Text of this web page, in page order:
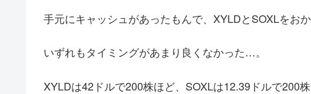
手元にキャッシュがあったもんで、XYLDとSOXLをお
いずれもタイミングがあまり良くなかった…。
XYLDは42ドルで200株ほど、SOXLは12.39ドルで200株